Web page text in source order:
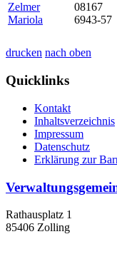
Zelmer
Mariola
08167
6943-57
drucken nach oben
Quicklinks
Kontakt
Inhaltsverzeichnis
Impressum
Datenschutz
Erklärung zur
Rathausplatz 1
85406 Zolling